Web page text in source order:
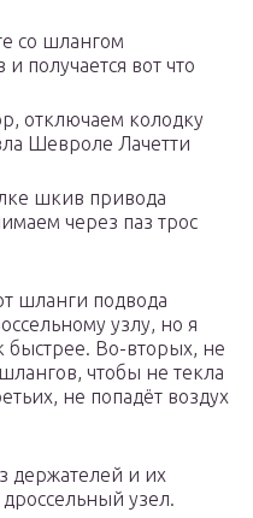
со шлангом
получается вот что
отключаем колодку
Шевроле Лачетти
шкив привода
через паз трос
шланги подвода
узлу, но я
быстрее. Во-вторых, не
чтобы не текла
не попадёт воздух
держателей и их
узел.